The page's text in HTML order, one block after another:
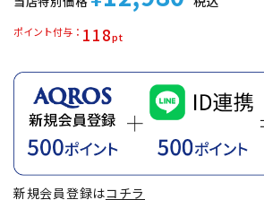
118
ポイント付与
新規会員登録はコチラ